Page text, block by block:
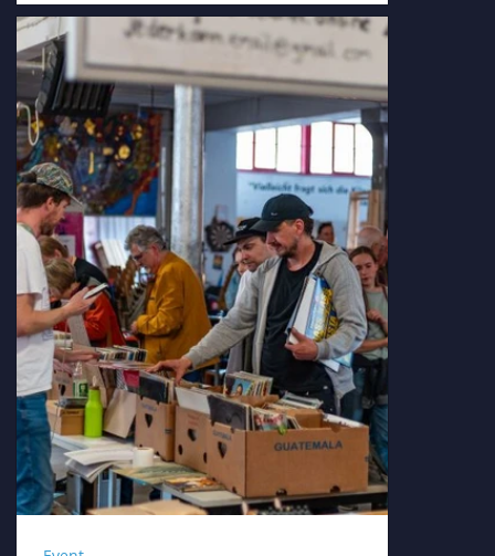
Workshop, Begegnung und Musik unter
einem Dach zusammenbringen.